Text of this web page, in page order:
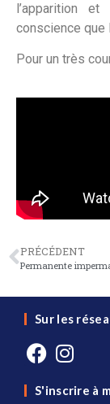
l’apparition
conscience que
Pour un très
PRÉCÉDENT
Sur les
S'inscrire à